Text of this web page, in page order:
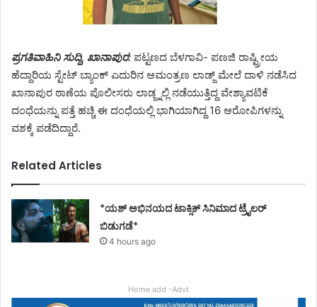
ಪ್ರಗತಿವಾಹಿನಿ ಸುದ್ದಿ, ಖಾನಾಪುರ: ಪಟ್ಟಣದ ಬೆಳಗಾವಿ- ಪಣಜಿ ರಾಷ್ಟ್ರೀಯ
ಹೆದ್ದಾರಿಯ ಸ್ಟೇಟ್ ಬ್ಯಾಂಕ್ ಎದುರಿನ ಆಮಂತ್ರಣ ಲಾಡ್ಜ್ ಮೇಲೆ ದಾಳಿ ನಡೆಸಿದ
ಖಾನಾಪುರ ಠಾಣೆಯ ಪೊಲೀಸರು ಲಾಡ್ಜ್ನಲ್ಲಿ ನಡೆಯುತ್ತಿದ್ದ ವೇಶ್ಯಾವಟಿಕೆ
ದಂಧೆಯನ್ನು ಪತ್ತೆ ಹಚ್ಚಿ ಈ ದಂಧೆಯಲ್ಲಿ ಭಾಗಿಯಾಗಿದ್ದ 16 ಆರೋಪಿಗಳನ್ನು
ವಶಕ್ಕೆ ಪಡೆದಿದ್ದಾರೆ.
Related Articles
*ಯಶ್ ಅಭಿನಯದ ಟಾಕ್ಸಿಕ್ ಸಿನಿಮಾದ ಟ್ರೈಲರ್
ಬಿಡುಗಡೆ*
4 hours ago
Home add -Advt